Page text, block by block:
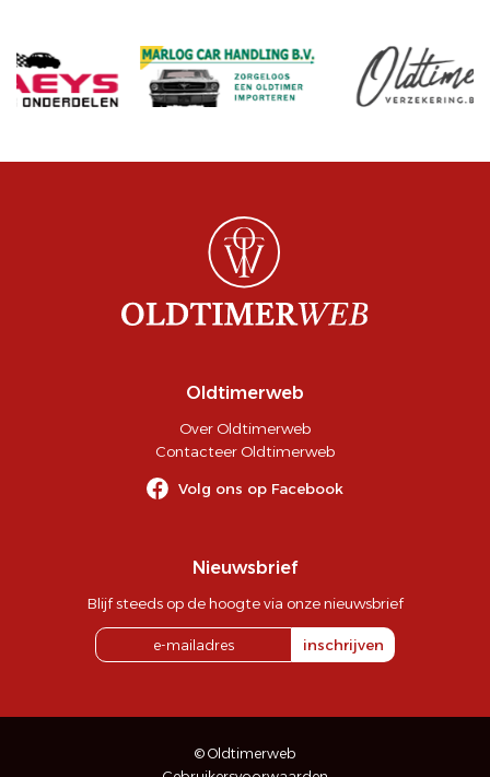
Oldtimerweb
Over Oldtimerweb
Contacteer Oldtimerweb
Volg ons op Facebook
Nieuwsbrief
Blijf steeds op de hoogte via onze nieuwsbrief
inschrijven
© Oldtimerweb